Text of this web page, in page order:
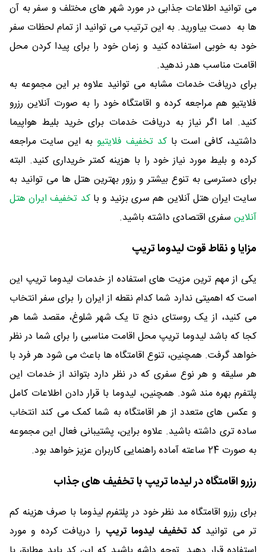
می توانید اطلاعات جذابی در مورد شهر های مختلف و سفر به آن
ها به دست بیاورید. به این ترتیب می توانید از تمام لحظات سفر
خود به خوبی استفاده کنید و زمان خود را برای پیدا کردن محل
اقامت مناسب هدر ندهید.
برای دریافت خدمات مشابه می توانید علاوه بر این مجموعه به
فلایتیو هم مراجعه کرده و اقامتگاه خود را به صورت آنلاین رزرو
کنید. اما اگر نیاز به دریافت خدمات برای خرید بلیط هواپیما
داشتید، کافی است با کد تخفیف فلایتیو به این سایت مراجعه
کرده و بلیط مورد نیاز خود را با هزینه کمتر خریداری کنید. البته
برای دسترسی به تنوع بیشتر و رزور بهترین هتل ها می توانید به
سایت ایران هتل آنلاین هم سری بزنید و باکد تخفیف ایران هتل
آنلاین سفری اقتصادی داشته باشید.
مزایا و نقاط قوت لیدوما تریپ
یکی از مهم ترین مزیت های استفاده از خدمات لیدوما تریپ این
است که اهمیتی ندارد شما کدام نقطه از ایران را برای سفر انتخاب
می کنید، از یک روستای دنج تا یک شهر شلوغ، مقصد شما هر
کجا که باشد لیدوما تریپ محل اقامت مناسبی را برای شما در نظر
خواهد گرفت. همچنین، تنوع اقامتگاه ها باعث می شود هر فرد با
هر سلیقه و هر نوع سفری که در نظر دارد بتواند از خدمات این
پلتفرم بهره مند شود. همچنین، لیدوما با قرار دادن اطلاعات کامل
و عکس های متعدد از هر اقامتگاه به شما کمک می کند انتخاب
ساده تری داشته باشید. علاوه براین، پشتیبانی فعال این مجموعه
به صورت 24 ساعته آماده راهنمایی کاربران عزیز خواهد بود.
رزرو اقامتگاه در لیدما تریپ با تخفیف های جذاب
برای رزرو اقامتگاه مد نظر خود در پلتفرم لیذوما با صرف هزینه کم
تر می توانیدکد تخفیف لیدوما تریپ را دریافت کرده و مورد